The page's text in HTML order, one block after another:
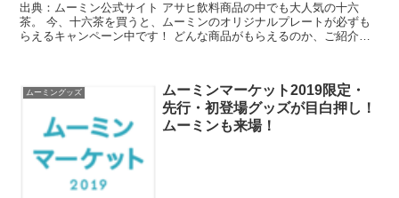
出典：ムーミン公式サイト アサヒ飲料商品の中でも大人気の十六
茶。 今、十六茶を買うと、ムーミンのオリジナルプレートが必ずも
らえるキャンペーン中です！ どんな商品がもらえるのか、ご紹介し
ムーミングッズ
ムーミンマーケット2019限定・
先行・初登場グッズが目白押し！
ムーミンも来場！